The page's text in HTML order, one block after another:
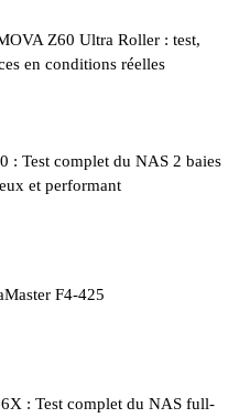
Z60 Ultra Roller : test,
en conditions réelles
: Test complet du NAS 2 baies
et performant
F4-425
: Test complet du NAS full-